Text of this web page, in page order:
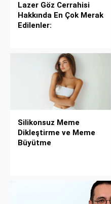
Lazer Göz Cerrahisi
Hakkında En Çok Merak
Edilenler:
Silikonsuz Meme
Dikleştirme ve Meme
Büyütme